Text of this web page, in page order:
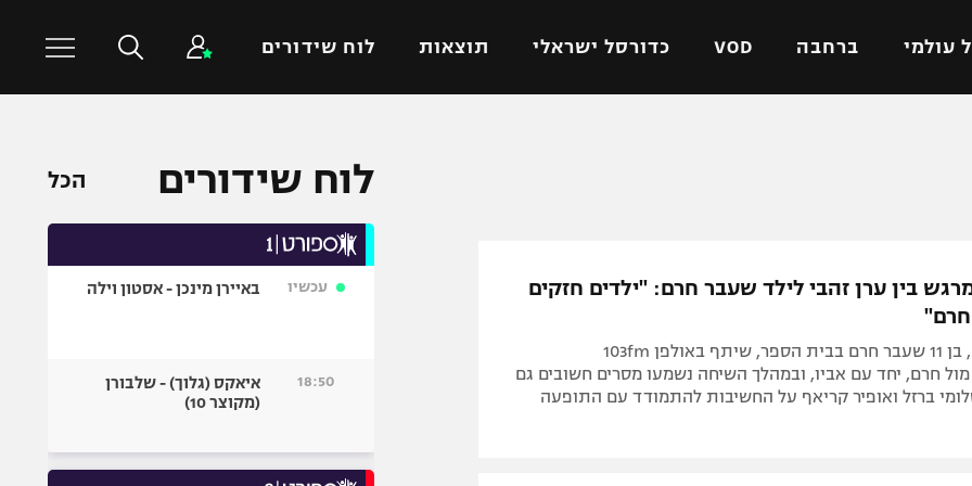
עולמי ברחבה VOD כדורסל ישראלי תוצאות לוח שידורים
ישראל
ליגה איטלקית
ליגה צרפתית
מכבי תל אביב
הפועל ירושלים
דני אבדיה
כדורסל עולמי
כדורעף
ספורט אולימפי
היאבקות WWE
בין ערן זהבי לילד שעבר חרם: "ילדים חזקים
מיכאל סנדיק, בן 11 שעבר חרם בבית הספר, שיתף באולפן 103fm
חרם, יחד עם אביו, ובמהלך השיחה נשמעו מסרים חשובים גם
ברזל ואופיר קריאף על החשיבות להתמודד עם התופעה
לוח שידורים הכל
עכשיו באיירן מינכן - אסטון וילה
18:50
איאקס (גלוך) - שלבורן
(מקוצר 10)